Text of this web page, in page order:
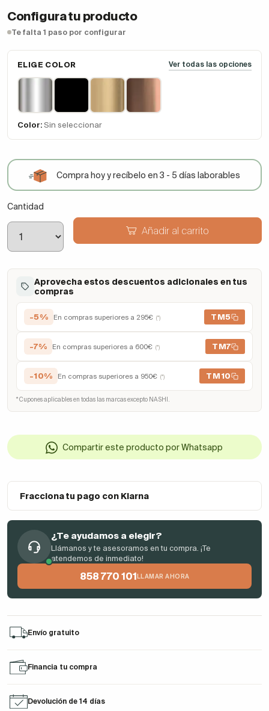
Configura tu producto
Te falta 1 paso por configurar
ELIGE COLOR Ver todas las opciones
Color: Sin seleccionar
Compra hoy y recíbelo en 3 - 5 días laborables
Cantidad
Añadir al carrito
Aprovecha estos descuentos adicionales en tus
compras
-5% En compras superiores a 295€ (*) TM5
-7% En compras superiores a 600€ (*) TM7
-10% En compras superiores a 950€ (*) TM10
* Cupones aplicables en todas las marcas excepto NASHI.
Compartir este producto por Whatsapp
Fracciona tu pago con Klarna
¿Te ayudamos a elegir?
Llámanos y te asesoramos en tu compra. ¡Te
atendemos de inmediato!
858 770 101 LLAMAR AHORA
Envío gratuito
Financia tu compra
Devolución de 14 días